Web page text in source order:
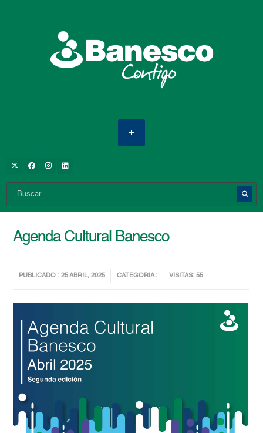
Agenda Cultural Banesco
PUBLICADO : 25 ABRIL, 2025 CATEGORIA : VISITAS: 55